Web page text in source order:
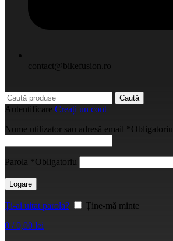
contact@bikefusion.ro
Caută
Autentificare Creați un cont
Nume utilizator sau adresă email *Obligatoriu
Parola *Obligatoriu
Logare
Ți-ai uitat parola?
Ține-mă minte
0 / 0,00 lei